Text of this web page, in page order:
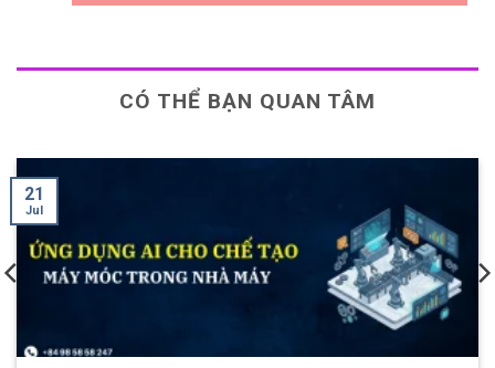
CÓ THỂ BẠN QUAN TÂM